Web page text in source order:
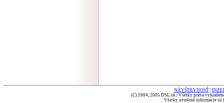
NÁVŠTEVNOSŤ
(C) 2004, 2005 DSL.sk | Všetky práva
Všetky uvedené informácie sú